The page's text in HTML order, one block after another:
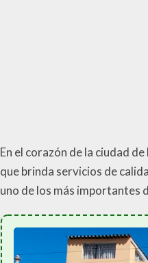
En el corazón de la ciudad
que brinda servicios de
uno de los más importantes